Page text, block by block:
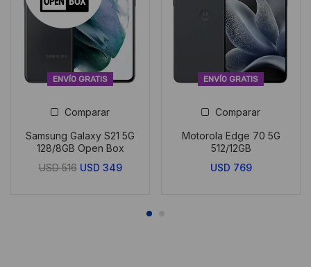
ENVÍO GRATIS
Comparar
Samsung Galaxy S21 5G
128/8GB Open Box
USD516 El
USD 349El
ENVÍO GRATIS
Comparar
Motorola Edge 70 5G
512/12GB
USD 769